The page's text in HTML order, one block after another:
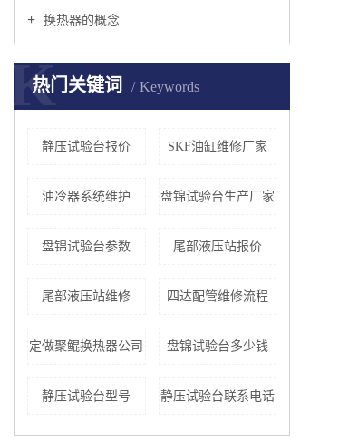
换热器的概念
热门关键词 Keywords
K
静压试验台报价 SKF油缸维修厂家
油冷器系统维护 盘锦试验台生产厂家
盘锦试验台参数 尾部液压站报价
尾部液压站维修 四达配管维修流程
定做聚鲲换热器公司 盘锦试验台多少钱
静压试验台型号 静压试验台联系电话